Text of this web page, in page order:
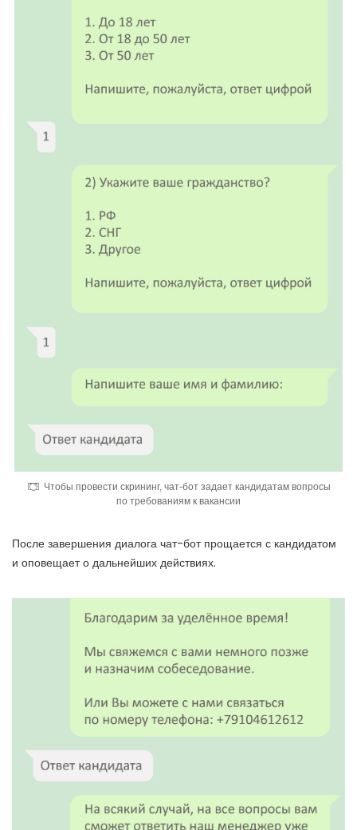
Чтобы провести скрининг, чат-бот задает кандидатам вопросы
по требованиям к вакансии
После завершения диалога чат-бот прощается с кандидатом
и оповещает о дальнейших действиях.